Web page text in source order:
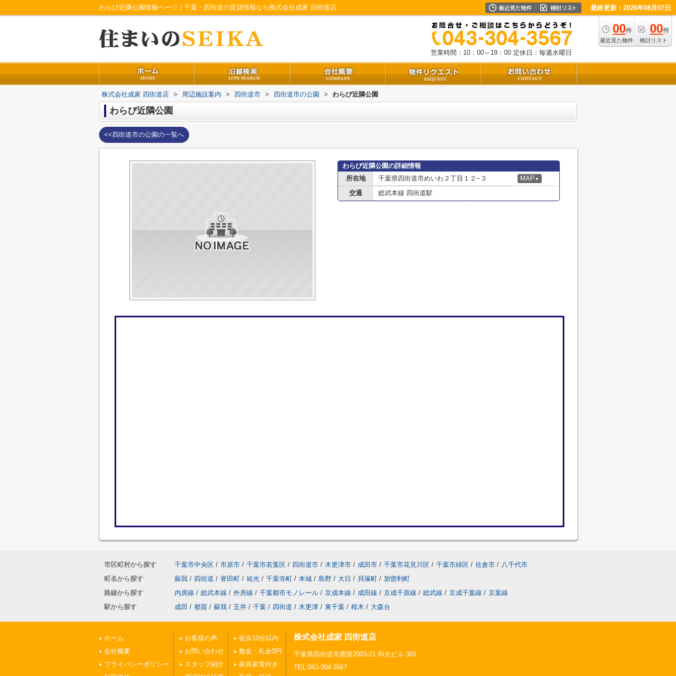
わらび近隣公園情報ページ｜千葉・四街道の賃貸情報なら株式会社成家 四街道店 最終更新：2026年08月07日
00件
最近見た物件
00件
検討リスト
営業時間：10：00～19：00 定休日：毎週水曜日
株式会社成家 四街道店 > 周辺施設案内 > 四街道市 > 四街道市の公園 > わらび近隣公園
わらび近隣公園
<<四街道市の公園の一覧へ
わらび近隣公園の詳細情報
所在地
千葉県四街道市めいわ２丁目１２−３ MAP ▼
交通 総武本線 四街道駅
市区町村から探す 千葉市中央区 / 市原市 / 千葉市若葉区 / 四街道市 / 木更津市 / 成田市 / 千葉市花見川区 / 千葉市緑区 / 佐倉市 / 八千代市
町名から探す
蘇我 / 四街道 / 誉田町 / 祐光 / 千葉寺町 / 本城 / 島野 / 大日 / 貝塚町 / 加曽利町
路線から探す
内房線 / 総武本線 / 外房線 / 千葉都市モノレール / 京成本線 / 成田線 / 京成千原線 / 総武線 / 京成千葉線 / 京葉線
駅から探す
成田 / 都賀 / 蘇我 / 五井 / 千葉 / 四街道 / 木更津 / 東千葉 / 桜木 / 大森台
ホーム
会社概要
プライバシーポリシー
お客様の声
お問い合わせ
スタッフ紹介
徒歩10分以内
敷金・礼金0円
家具家電付き
株式会社成家 四街道店
千葉県四街道市鹿渡2003-21 和光ビル 301
TEL:043-304-3567